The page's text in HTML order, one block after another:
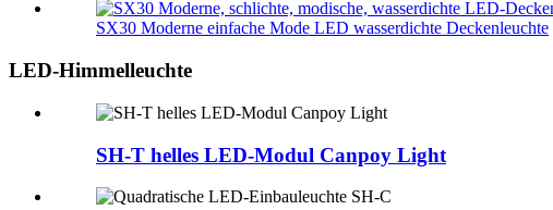
SX30 Moderne einfache Mode LED wasserdichte Deckenleuchte
LED-Himmelleuchte
SH-T helles LED-Modul Canpoy Light